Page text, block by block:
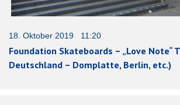
18. Oktober 2019 11:20
Foundation Skateboards – „Love Note“
Deutschland – Domplatte, Berlin, etc.)